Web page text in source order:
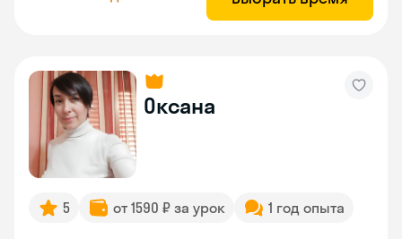
Оксана
5 от 1590 ₽ за урок 1 год опыта